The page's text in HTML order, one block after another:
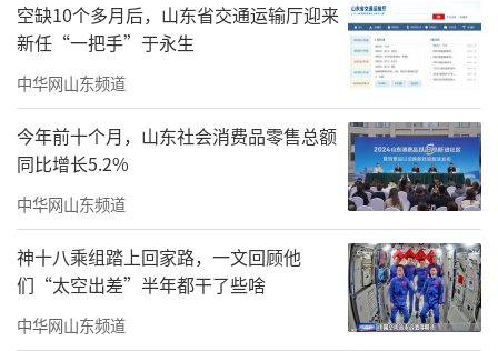
1979年2月，对越自卫反击战打响后，当解
放军总政治部面向全军组建仅有50位优秀演员
组成的“中国人民解放军前线慰问团”时，年
仅24岁的王力一凭“多面手”的优势光荣地成
为慰问团乐队最年轻的成员，赴广西前线参战1
20天。又因为这番赴前线参战的经验和在战场
上的突出表现，王力一又于1985年再次代表济
南军区政治部再赴前线参加老山轮战365天，成
空缺10个多月后，山东省交通运输厅迎来
新任“一把手”于永生
中华网山东频道
今年前十个月，山东社会消费品零售总额
同比增长5.2%
中华网山东频道
神十八乘组踏上回家路，一文回顾他
们“太空出差”半年都干了些啥
中华网山东频道